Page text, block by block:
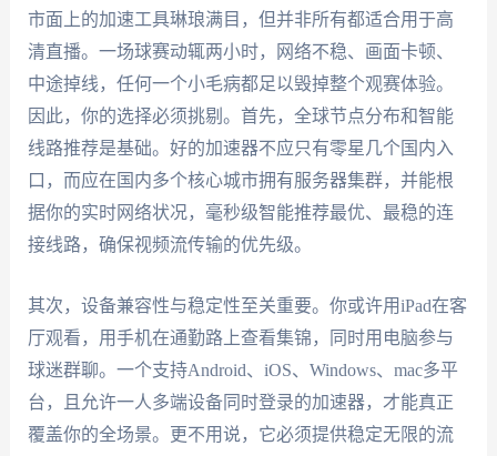
市面上的加速工具琳琅满目，但并非所有都适合用于高
清直播。一场球赛动辄两小时，网络不稳、画面卡顿、
中途掉线，任何一个小毛病都足以毁掉整个观赛体验。
因此，你的选择必须挑剔。首先，全球节点分布和智能
线路推荐是基础。好的加速器不应只有零星几个国内入
口，而应在国内多个核心城市拥有服务器集群，并能根
据你的实时网络状况，毫秒级智能推荐最优、最稳的连
接线路，确保视频流传输的优先级。
其次，设备兼容性与稳定性至关重要。你或许用iPad在客
厅观看，用手机在通勤路上查看集锦，同时用电脑参与
球迷群聊。一个支持Android、iOS、Windows、mac多平
台，且允许一人多端设备同时登录的加速器，才能真正
覆盖你的全场景。更不用说，它必须提供稳定无限的流